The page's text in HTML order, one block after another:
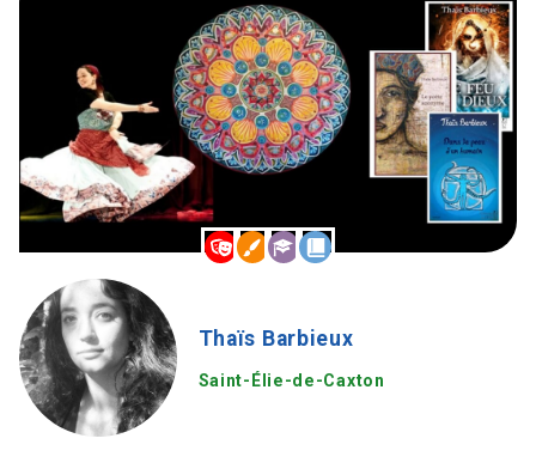
Thaïs Barbieux
Saint-Élie-de-Caxton